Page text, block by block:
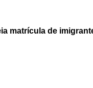
matrícula de